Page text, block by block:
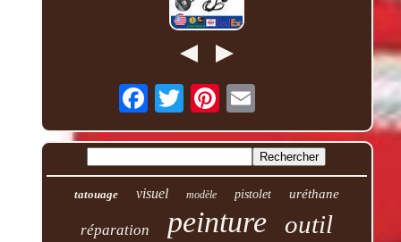
tatouage visuel modèle pistolet uréthane
réparation peinture outil